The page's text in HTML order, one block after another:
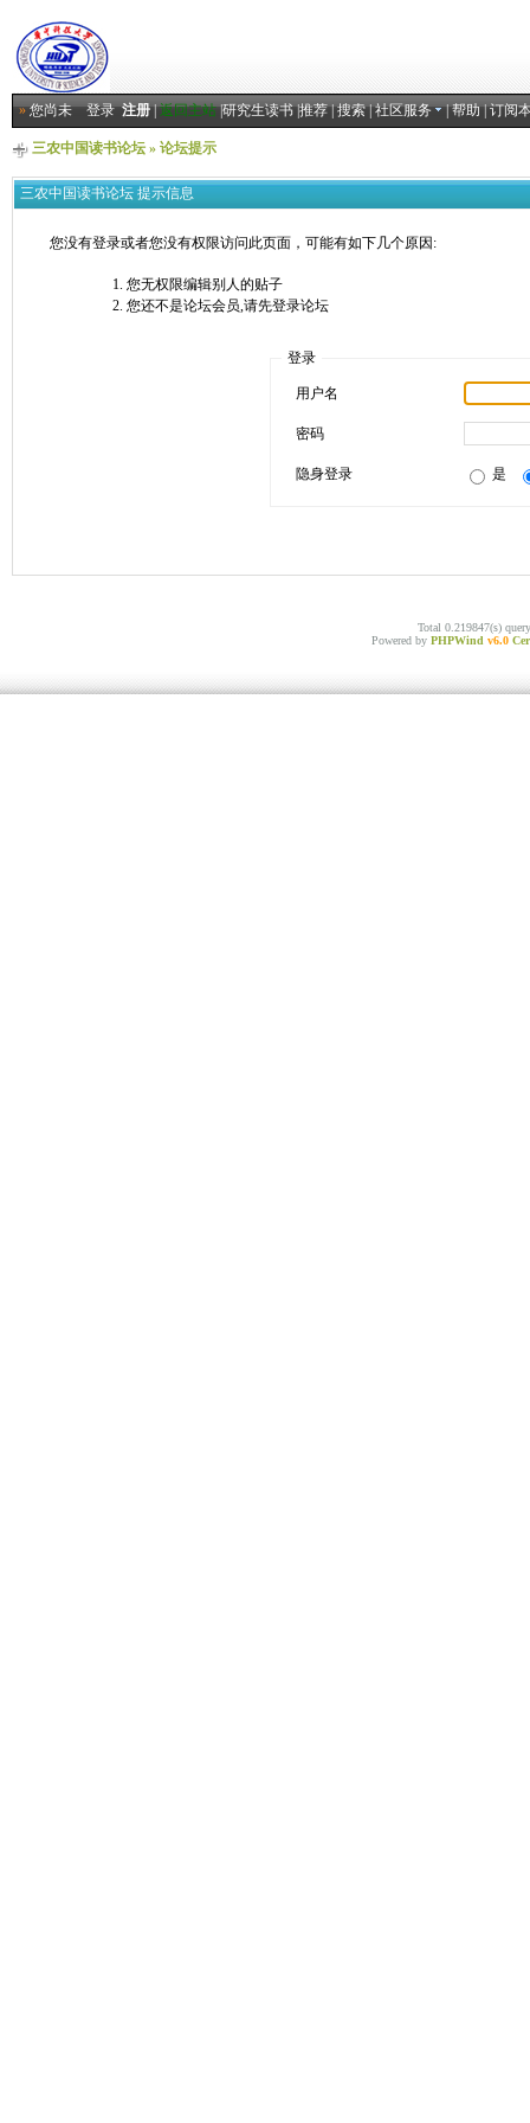
»您尚未登录 注册|返回主站|研究生读书|推荐|搜索|社区服务 |帮助|订阅
三农中国读书论坛» 论坛提示
三农中国读书论坛 提示信息
您没有登录或者您没有权限访问此页面，可能有如下几个原因:
您无权限编辑别人的贴子
您还不是论坛会员,请先登录论坛
登录
用户名
密码
隐身登录 是
Total 0.219847(s)
Powered by PHPWind v6.0